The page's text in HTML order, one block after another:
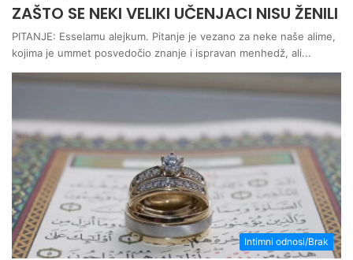
ZAŠTO SE NEKI VELIKI UČENJACI NISU ŽENILI
PITANJE: Esselamu alejkum. Pitanje je vezano za neke naše alime,
kojima je ummet posvedočio znanje i ispravan menhedž, ali...
Intimni odnosi/Brak